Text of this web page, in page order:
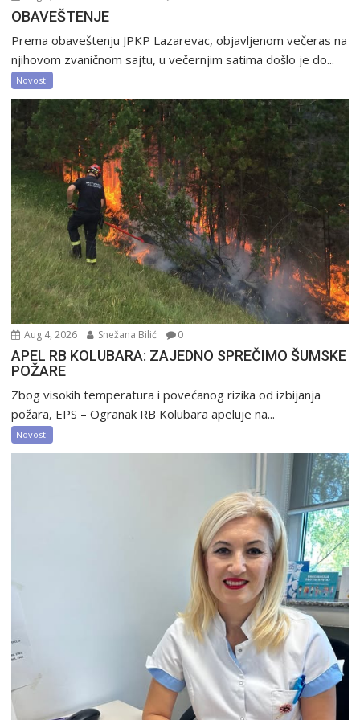
OBAVEŠTENJE
Prema obaveštenju JPKP Lazarevac, objavljenom večeras na
njihovom zvaničnom sajtu, u večernjim satima došlo je do...
Novosti
Aug 4, 2026 Snežana Bilić 0
APEL RB KOLUBARA: ZAJEDNO SPREČIMO ŠUMSKE
POŽARE
Zbog visokih temperatura i povećanog rizika od izbijanja
požara, EPS – Ogranak RB Kolubara apeluje na...
Novosti